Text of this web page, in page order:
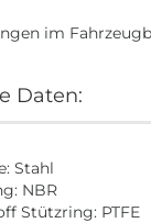
im
Daten:
Stahl
NBR
Stützring: PTFE